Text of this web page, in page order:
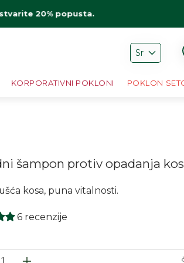
20% popusta.
Sr
KORPORATIVNI POKLONI POKLON
šampon protiv opadanja
kosa, puna vitalnosti.
6 recenzije